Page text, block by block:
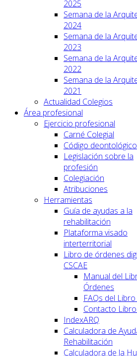
2025
Semana de la
2024
Semana de la
2023
Semana de la
2022
Semana de la
2021
Actualidad Colegios
Área profesional
Ejercicio profesional
Carné Colegial
Código deontológico
Legislación sobre la
profesión
Colegiación
Atribuciones
Herramientas
Guía de ayudas a la
rehabilitación
Plataforma visado
interterritorial
Libro de órdenes
CSCAE
Manual del
Órdenes
FAQs del
Contacto
IndexARQ
Calculadora de
Rehabilitación
Calculadora de la